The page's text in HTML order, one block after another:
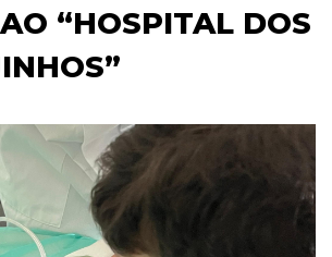
“HOSPITAL DOS